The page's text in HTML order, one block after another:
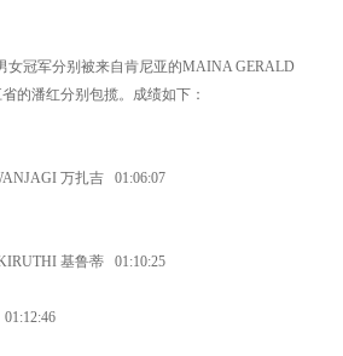
女冠军分别被来自肯尼亚的MAINA GERALD
的潘红分别包揽。成绩如下：
万扎吉 01:06:07
基鲁蒂 01:10:25